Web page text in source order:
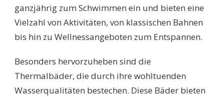
ganzjährig zum Schwimmen ein und bieten eine
Vielzahl von Aktivitäten, von klassischen Bahnen
bis hin zu Wellnessangeboten zum Entspannen.
Besonders hervorzuheben sind die
Thermalbäder, die durch ihre wohltuenden
Wasserqualitäten bestechen. Diese Bäder bieten